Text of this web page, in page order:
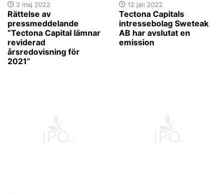
3 maj 2022
Rättelse av
pressmeddelande
“Tectona Capital lämnar
reviderad
årsredovisning för
2021”
12 jan 2022
Tectona Capitals
intressebolag Sweteak
AB har avslutat en
emission